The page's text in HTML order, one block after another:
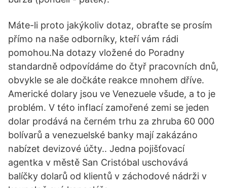
Máte-li proto jakýkoliv dotaz, obraťte se prosím
přímo na naše odborníky, kteří vám rádi
pomohou.Na dotazy vložené do Poradny
standardně odpovídáme do čtyř pracovních dnů,
obvykle se ale dočkáte reakce mnohem dříve.
Americké dolary jsou ve Venezuele všude, a to je
problém. V této inflací zamořené zemi se jeden
dolar prodává na černém trhu za zhruba 60 000
bolívarů a venezuelské banky mají zakázáno
nabízet devizové účty.. Jedna pojišťovací
agentka v městě San Cristóbal uschovává
balíčky dolarů od klientů v záchodové nádrži v